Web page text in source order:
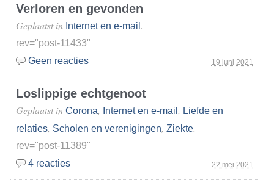
Verloren en gevonden
19 juni 2021
Geplaatst in Internet en e-mail .
rev="post-11433"
Geen reacties
Loslippige echtgenoot
22 mei 2021
Geplaatst in Corona, Internet en e-mail , Liefde en
relaties, Scholen en verenigingen, Ziekte.
rev="post-11389"
4 reacties